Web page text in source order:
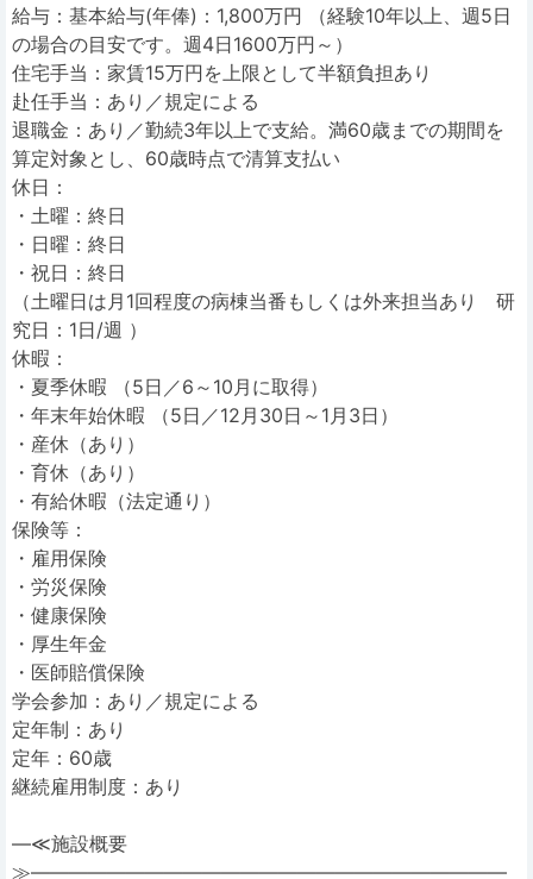
給与：基本給与(年俸)：1,800万円 （経験10年以上、週5日
の場合の目安です。週4日1600万円～）
住宅手当：家賃15万円を上限として半額負担あり
赴任手当：あり／規定による
退職金：あり／勤続3年以上で支給。満60歳までの期間を
算定対象とし、60歳時点で清算支払い
休日：
・土曜：終日
・日曜：終日
・祝日：終日
（土曜日は月1回程度の病棟当番もしくは外来担当あり 研
究日：1日/週 ）
休暇：
・夏季休暇 （5日／6～10月に取得）
・年末年始休暇 （5日／12月30日～1月3日）
・産休（あり）
・育休（あり）
・有給休暇（法定通り）
保険等：
・雇用保険
・労災保険
・健康保険
・厚生年金
・医師賠償保険
学会参加：あり／規定による
定年制：あり
定年：60歳
継続雇用制度：あり
―≪施設概要
≫―――――――――――――――――――――――――